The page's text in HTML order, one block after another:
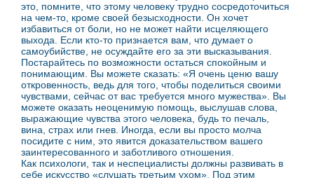
это, помните, что этому человеку трудно сосредоточиться
на чем-то, кроме своей безысходности. Он хочет
избавиться от боли, но не может найти исцеляющего
выхода. Если кто-то признается вам, что думает о
самоубийстве, не осуждайте его за эти высказывания.
Постарайтесь по возможности остаться спокойным и
понимающим. Вы можете сказать: «Я очень ценю вашу
откровенность, ведь для того, чтобы поделиться своими
чувствами, сейчас от вас требуется много мужества». Вы
можете оказать неоценимую помощь, выслушав слова,
выражающие чувства этого человека, будь то печаль,
вина, страх или гнев. Иногда, если вы просто молча
посидите с ним, это явится доказательством вашего
заинтересованного и заботливого отношения.
Как психологи, так и неспециалисты должны развивать в
себе искусство «слушать третьим ухом». Под этим